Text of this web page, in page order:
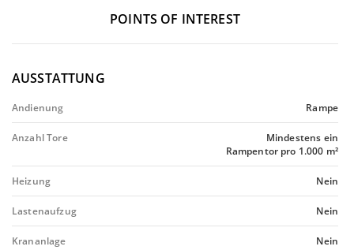
POINTS OF INTEREST
AUSSTATTUNG
Andienung Rampe
Anzahl Tore
Mindestens ein
Rampentor pro 1.000 m²
Heizung Nein
Lastenaufzug Nein
Krananlage Nein